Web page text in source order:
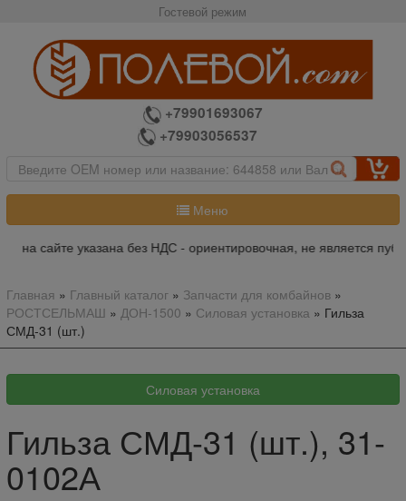
Гостевой режим
+79901693067
+79903056537
Меню
на сайте указана без НДС - ориентировочная, не является
Главная » Главный каталог» Запчасти для комбайнов»
РОСТСЕЛЬМАШ » ДОН-1500 » Силовая установка » Гильза
СМД-31 (шт.)
Гильза СМД-31 (шт.), 31-
0102А